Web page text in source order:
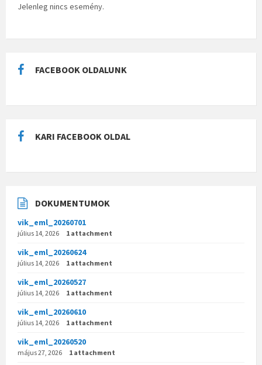
Jelenleg nincs esemény.
FACEBOOK OLDALUNK
KARI FACEBOOK OLDAL
DOKUMENTUMOK
vik_eml_20260701
július 14, 2026 1 attachment
vik_eml_20260624
július 14, 2026 1 attachment
vik_eml_20260527
július 14, 2026 1 attachment
vik_eml_20260610
július 14, 2026 1 attachment
vik_eml_20260520
május 27, 2026 1 attachment